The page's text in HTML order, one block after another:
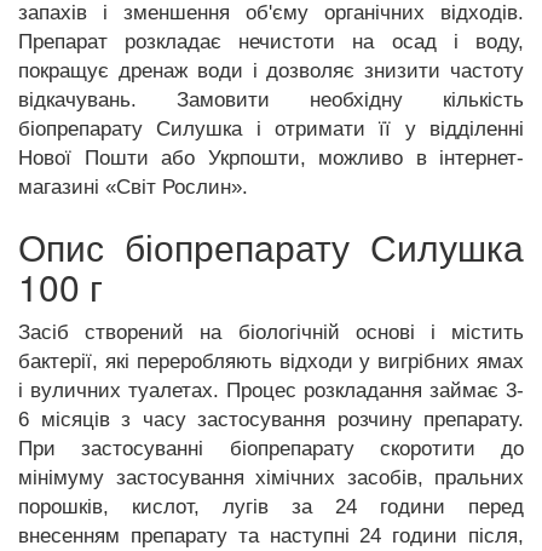
запахів і зменшення об'єму органічних відходів.
Препарат розкладає нечистоти на осад і воду,
покращує дренаж води і дозволяє знизити частоту
відкачувань. Замовити необхідну кількість
біопрепарату Силушка і отримати її у відділенні
Нової Пошти або Укрпошти, можливо в інтернет-
магазині «Світ Рослин».
Опис біопрепарату Силушка
100 г
Засіб створений на біологічній основі і містить
бактерії, які переробляють відходи у вигрібних ямах
і вуличних туалетах. Процес розкладання займає 3-
6 місяців з часу застосування розчину препарату.
При застосуванні біопрепарату скоротити до
мінімуму застосування хімічних засобів, пральних
порошків, кислот, лугів за 24 години перед
внесенням препарату та наступні 24 години після,